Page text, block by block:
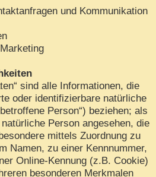
und Kommunikation
sind alle Informationen, die
oder identifizierbare natürliche
Person“) beziehen; als
Person angesehen, die
mittels Zuordnung zu
Namen, zu einer Kennnummer,
Online-Kennung (z.B. Cookie)
besonderen Merkmalen